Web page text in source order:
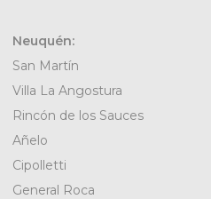
Neuquén:
San Martín
Villa La Angostura
Rincón de los Sauces
Añelo
Cipolletti
General Roca